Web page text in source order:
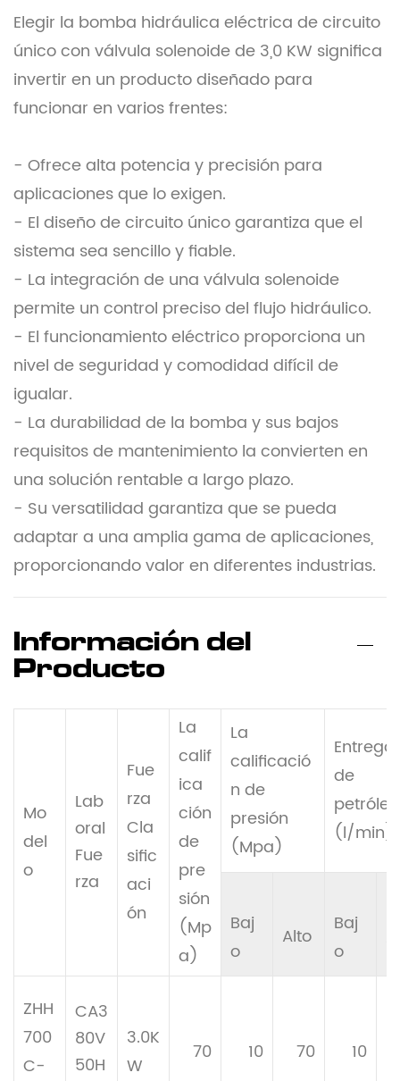
Elegir la bomba hidráulica eléctrica de circuito
único con válvula solenoide de 3,0 KW significa
invertir en un producto diseñado para
funcionar en varios frentes:
- Ofrece alta potencia y precisión para
aplicaciones que lo exigen.
- El diseño de circuito único garantiza que el
sistema sea sencillo y fiable.
- La integración de una válvula solenoide
permite un control preciso del flujo hidráulico.
- El funcionamiento eléctrico proporciona un
nivel de seguridad y comodidad difícil de
igualar.
- La durabilidad de la bomba y sus bajos
requisitos de mantenimiento la convierten en
una solución rentable a largo plazo.
- Su versatilidad garantiza que se pueda
adaptar a una amplia gama de aplicaciones,
proporcionando valor en diferentes industrias.
Información del
Producto
Mo
del
o
Lab
oral
Fue
rza
Fue
rza
Cla
sific
aci
ón
La
calif
ica
ción
de
pre
sión
(Mp
a)
La
calificació
n de
presión
(Mpa)
Entrega
de
petróleo
(l/min)
Baj
o
Alto
Baj
o
ZHH
700
C-
CA3
80V
50H
3.0K
W
70 10 70 10